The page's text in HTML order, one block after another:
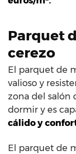
Parquet
cerezo
El parquet de
valioso y
zona del salón
dormir y es
cálido y
El parquet de